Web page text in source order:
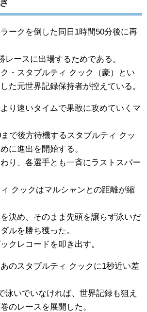
ークを倒した同日1時間50分後に再
レースに出場するためである。
・スタブルティ クック（豪）とい
た元世界記録保持者が控えている。
り速いタイムで果敢に攻めていくマ
で後方待機するスタブルティ クッ
に進出を開始する。
り、各選手とも一斉にラストスパー
クックはマルシャンとの距離が縮
決め、そのまま先頭を譲らず泳いだ
ルを勝ち獲った。
クレコードを叩き出す。
のスタブルティ クックに1秒近い差
泳いでいなければ、世界記録も狙え
のレースを展開した。